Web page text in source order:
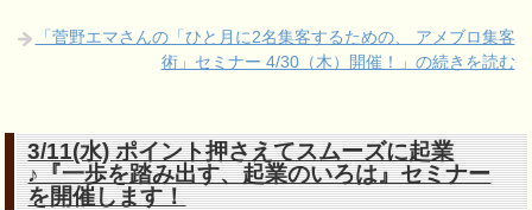
「菅野エマさんの「ひと月に2名集客するための、 アメブロ集客
術」セミナー 4/30（木）開催！」の続きを読む
3/11(水) ポイント押さえてスムーズに起業
♪『一歩を踏み出す、起業のいろは』セミナー
を開催します！